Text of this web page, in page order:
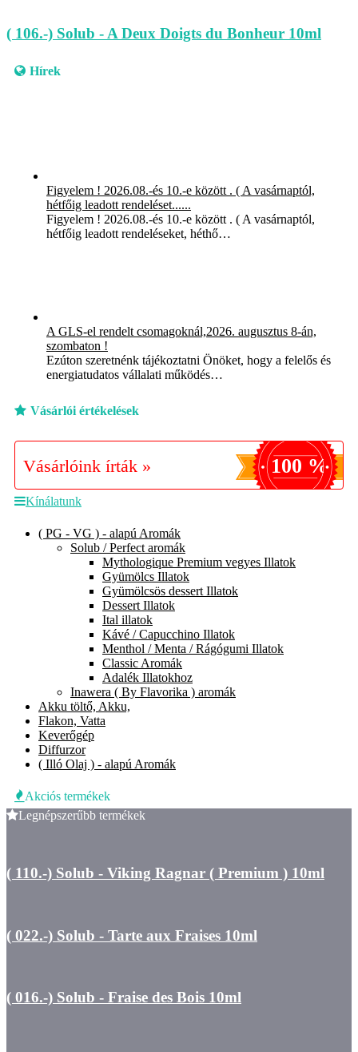
( 106.-) Solub - A Deux Doigts du Bonheur 10ml
Hírek
Figyelem ! 2026.08.-és 10.-e között . ( A vasárnaptól,
hétfőig leadott rendeléset......
Figyelem ! 2026.08.-és 10.-e között . ( A vasárnaptól,
hétfőig leadott rendeléseket, héthő…
A GLS-el rendelt csomagoknál,2026. augusztus 8-án,
szombaton !
Ezúton szeretnénk tájékoztatni Önöket, hogy a felelős és
energiatudatos vállalati működés…
Vásárlói értékelések
Vásárlóink írták » 100 %
Kínálatunk
( PG - VG ) - alapú Aromák
Solub / Perfect aromák
Mythologique Premium vegyes Illatok
Gyümölcs Illatok
Gyümölcsös dessert Illatok
Dessert Illatok
Ital illatok
Kávé / Capucchino Illatok
Menthol / Menta / Rágógumi Illatok
Classic Aromák
Adalék Illatokhoz
Inawera ( By Flavorika ) aromák
Akku töltő, Akku,
Flakon, Vatta
Keverőgép
Diffurzor
( Illó Olaj ) - alapú Aromák
Akciós termékek
Legnépszerűbb termékek
( 110.-) Solub - Viking Ragnar ( Premium ) 10ml
( 022.-) Solub - Tarte aux Fraises 10ml
( 016.-) Solub - Fraise des Bois 10ml